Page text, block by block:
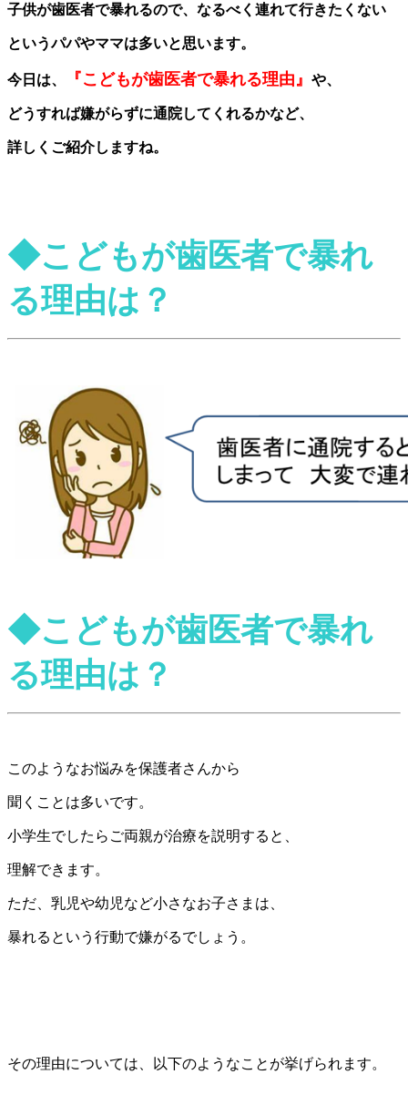
子供が歯医者で暴れるので、なるべく連れて行きたくない
というパパやママは多いと思います。
今日 は、 『こどもが歯医者で暴れる理由 』 や、
どうすれば嫌がらずに通院してくれるかなど、
詳しくご紹介しますね。
◆こどもが歯医者で暴れ
る理由は？
◆こどもが歯医者で暴れ
る理由は？
このようなお悩みを保護者さんから
聞くことは多いです。
小学生でしたらご両親が治療を説明すると、
理解できます。
ただ、乳児や幼児など小さなお子さまは、
暴れるという行動で嫌がるでしょう。
その理由については、以下のようなことが挙げられます。